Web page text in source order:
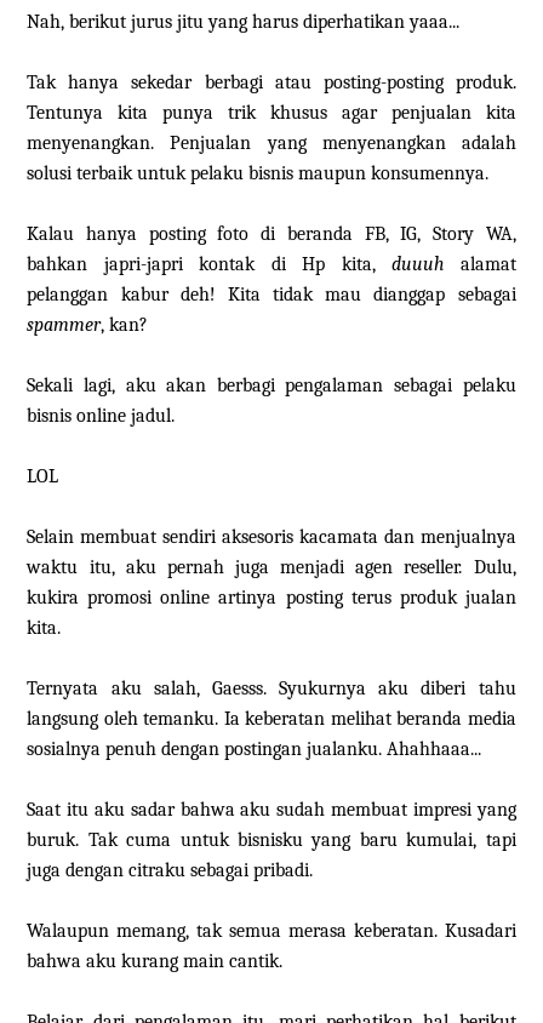
Nah, berikut jurus jitu yang harus diperhatikan yaaa...
Tak hanya sekedar berbagi atau posting-posting produk.
Tentunya kita punya trik khusus agar penjualan kita
menyenangkan. Penjualan yang menyenangkan adalah
solusi terbaik untuk pelaku bisnis maupun konsumennya.
Kalau hanya posting foto di beranda FB, IG, Story WA,
bahkan japri-japri kontak di Hp kita,duuuh alamat
pelanggan kabur deh! Kita tidak mau dianggap sebagai
spammer, kan?
Sekali lagi, aku akan berbagi pengalaman sebagai pelaku
bisnis online jadul.
LOL
Selain membuat sendiri aksesoris kacamata dan menjualnya
waktu itu, aku pernah juga menjadi agen reseller. Dulu,
kukira promosi online artinya posting terus produk jualan
kita.
Ternyata aku salah, Gaesss. Syukurnya aku diberi tahu
langsung oleh temanku. Ia keberatan melihat beranda media
sosialnya penuh dengan postingan jualanku. Ahahhaaa...
Saat itu aku sadar bahwa aku sudah membuat impresi yang
buruk. Tak cuma untuk bisnisku yang baru kumulai, tapi
juga dengan citraku sebagai pribadi.
Walaupun memang, tak semua merasa keberatan. Kusadari
bahwa aku kurang main cantik.